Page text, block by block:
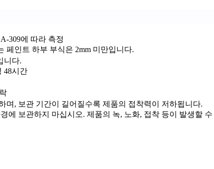
309에 따라 측정
페인트 하부 부식은 2mm 미만입니다.
니다.
48시간
며, 보관 기간이 길어질수록 제품의 접착력이 저하됩니다.
에 보관하지 마십시오. 제품의 녹, 노화, 접착 등이 발생할